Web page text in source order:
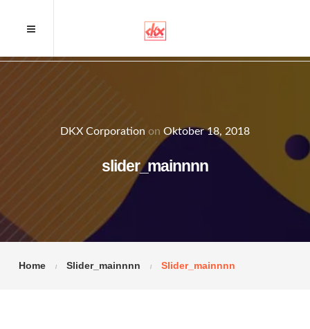
DKX Corporation on Oktober 18, 2018
slider_mainnnn
Home Slider_mainnnn Slider_mainnnn